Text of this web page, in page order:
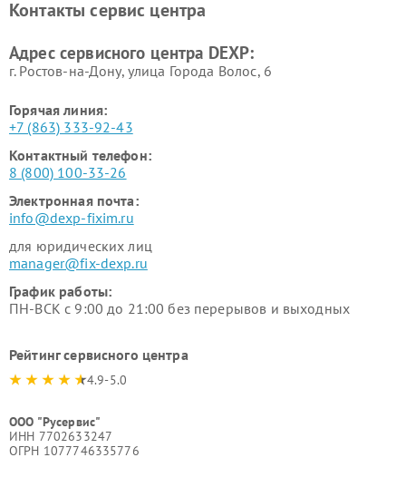
Ремонт серверов DEXP
Ремонт мини пк DEXP
Контакты сервис центра
Адрес сервисного центра DEXP:
г. Ростов-на-Дону, улица Города Волос, 6
Горячая линия:
+7 (863) 333-92-43
Контактный телефон:
8 (800) 100-33-26
Электронная почта:
info@dexp-fixim.ru
для юридических лиц
manager@fix-dexp.ru
График работы:
ПН-ВСК с 9:00 до 21:00 без перерывов и выходных
Рейтинг сервисного центра
4.9-5.0
ООО "Русервис"
ИНН 7702633247
ОГРН 1077746335776